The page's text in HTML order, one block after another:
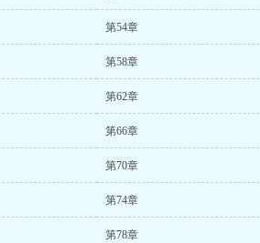
第54章
第58章
第62章
第66章
第70章
第74章
第78章